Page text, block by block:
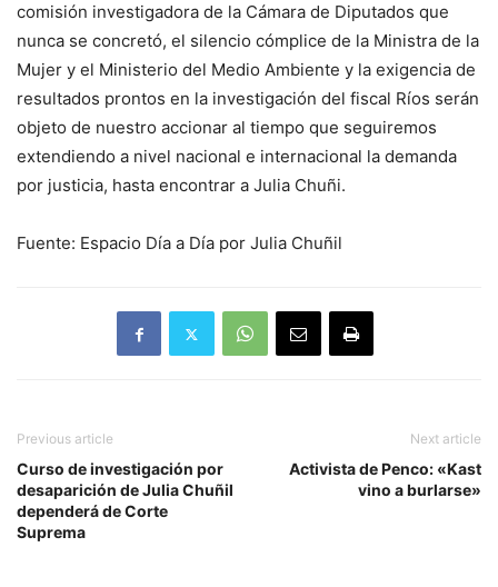
comisión investigadora de la Cámara de Diputados que
nunca se concretó, el silencio cómplice de la Ministra de la
Mujer y el Ministerio del Medio Ambiente y la exigencia de
resultados prontos en la investigación del fiscal Ríos serán
objeto de nuestro accionar al tiempo que seguiremos
extendiendo a nivel nacional e internacional la demanda
por justicia, hasta encontrar a Julia Chuñi.
Fuente: Espacio Día a Día por Julia Chuñil
Previous article
Curso de investigación por
desaparición de Julia Chuñil
dependerá de Corte
Suprema
Next article
Activista de Penco: «Kast
vino a burlarse»